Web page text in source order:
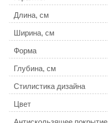
Длина, см
Ширина, см
Форма
Глубина, см
Стилистика дизайна
Цвет